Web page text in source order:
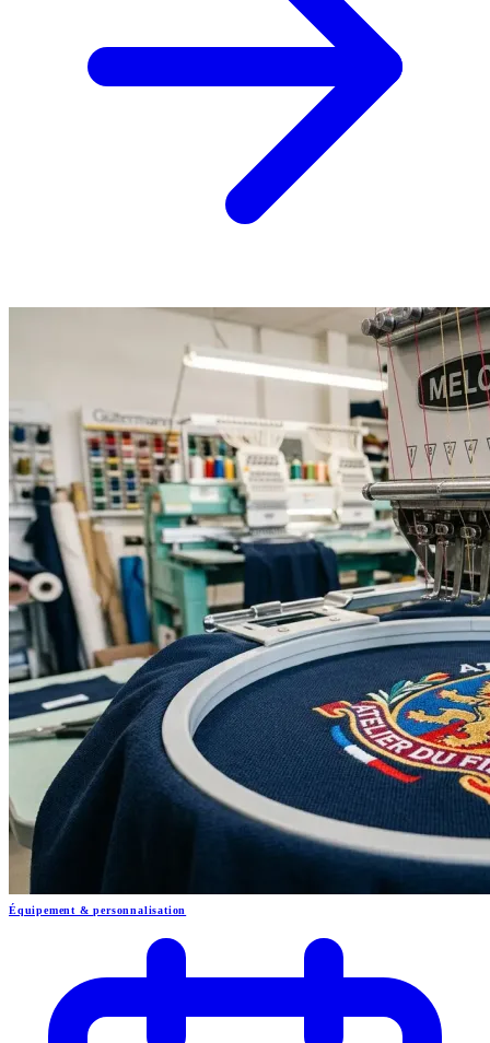
Équipement & personnalisation